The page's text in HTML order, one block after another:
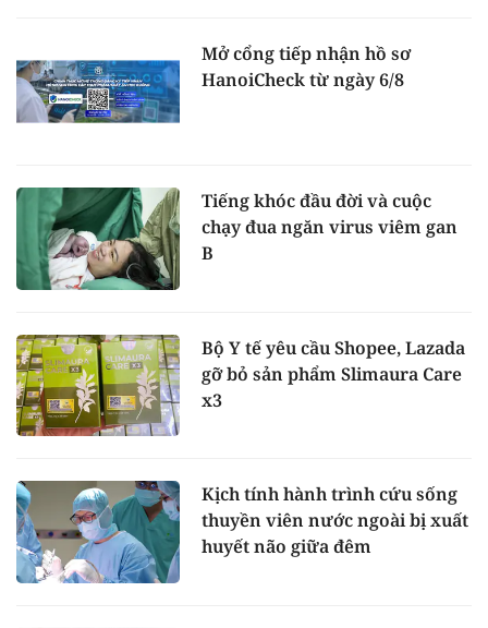
Mở cổng tiếp nhận hồ sơ
HanoiCheck từ ngày 6/8
Tiếng khóc đầu đời và cuộc
chạy đua ngăn virus viêm gan
B
Bộ Y tế yêu cầu Shopee, Lazada
gỡ bỏ sản phẩm Slimaura Care
x3
Kịch tính hành trình cứu sống
thuyền viên nước ngoài bị xuất
huyết não giữa đêm